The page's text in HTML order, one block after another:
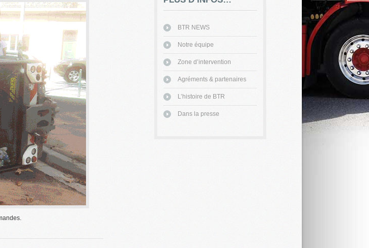
BTR NEWS
Notre équipe
Zone d’intervention
Agréments & partenaires
L’histoire de BTR
Dans la presse